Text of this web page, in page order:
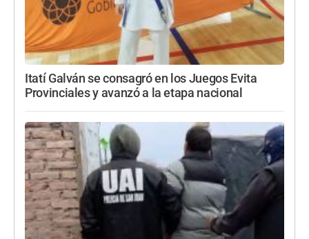
Itatí Galván se consagró en los Juegos Evita
Provinciales y avanzó a la etapa nacional